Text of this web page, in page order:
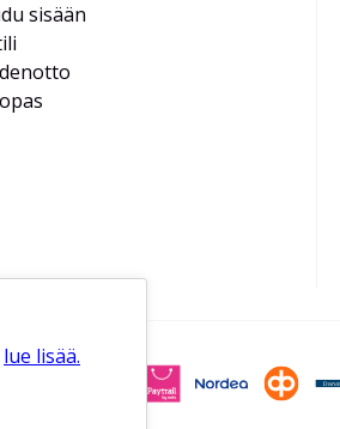
sisään
lue lisää.